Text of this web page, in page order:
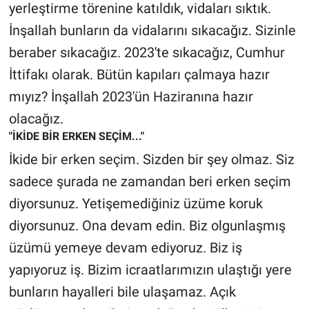
yerleştirme törenine katıldık, vidaları sıktık.
İnşallah bunların da vidalarını sıkacağız. Sizinle
beraber sıkacağız. 2023'te sıkacağız, Cumhur
İttifakı olarak. Bütün kapıları çalmaya hazır
mıyız? İnşallah 2023'ün Haziranına hazır
olacağız.
"İKİDE BİR ERKEN SEÇİM..."
İkide bir erken seçim. Sizden bir şey olmaz. Siz
sadece şurada ne zamandan beri erken seçim
diyorsunuz. Yetişemediğiniz üzüme koruk
diyorsunuz. Ona devam edin. Biz olgunlaşmış
üzümü yemeye devam ediyoruz. Biz iş
yapıyoruz iş. Bizim icraatlarımızın ulaştığı yere
bunların hayalleri bile ulaşamaz. Açık